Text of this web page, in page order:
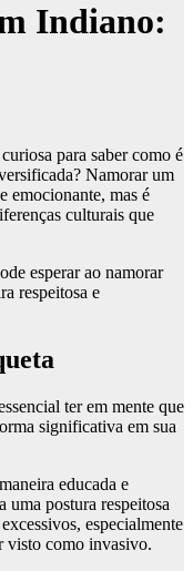
Indiano:
para saber como é
Namorar um
emocionante, mas é
culturais que
esperar ao namorar
respeitosa e
ter em mente que
significativa em sua
educada e
uma postura respeitosa
especialmente
visto como invasivo.